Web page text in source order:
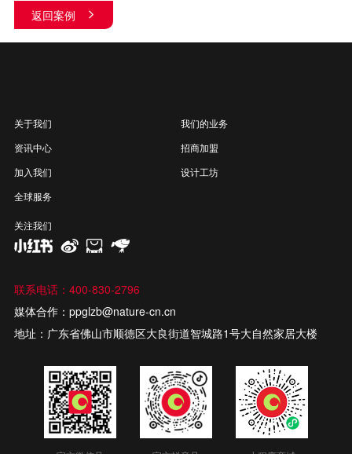
返回案例
关于我们
我们的业务
资讯中心
招商加盟
加入我们
设计工坊
全球服务
关注我们
联系电话：400-830-2796
媒体合作：ppglzb@nature-cn.cn
地址：广东省佛山市顺德区大良街道智城路1号大自然家居大楼